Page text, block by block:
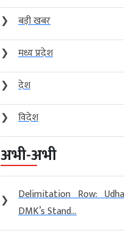
❯
बड़ी खबर
❯
मध्य प्रदेश
❯
देश
❯
विदेश
अभी-अभी
❯
Delimitation Row:
DMK’s Stand...